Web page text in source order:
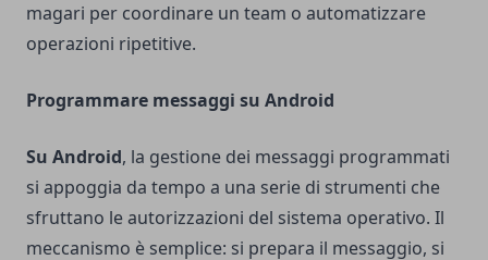
magari per coordinare un team o automatizzare
operazioni ripetitive.
Programmare messaggi su Android
Su Android, la gestione dei messaggi programmati
si appoggia da tempo a una serie di strumenti che
sfruttano le autorizzazioni del sistema operativo. Il
meccanismo è semplice: si prepara il messaggio, si